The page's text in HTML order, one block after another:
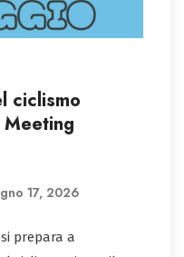
ciclismo
17, 2026
prepara a